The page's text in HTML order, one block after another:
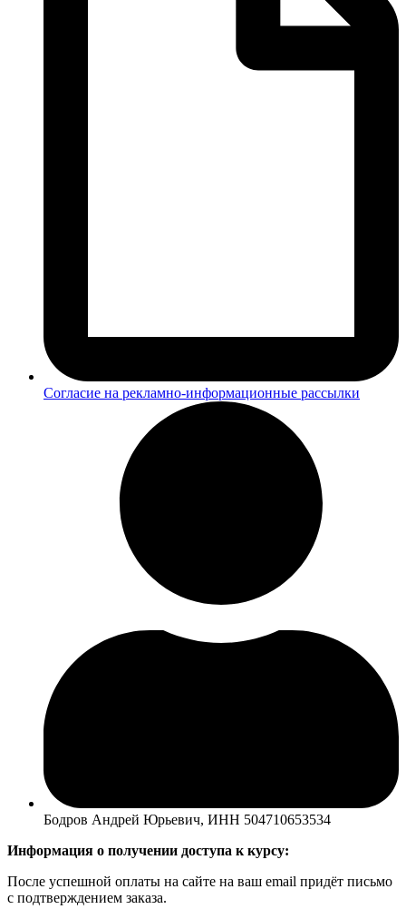
Согласие на рекламно-информационные рассылки
Бодров Андрей Юрьевич, ИНН 504710653534
Информация о получении доступа к курсу:
После успешной оплаты на сайте на ваш email придёт письмо
с подтверждением заказа.